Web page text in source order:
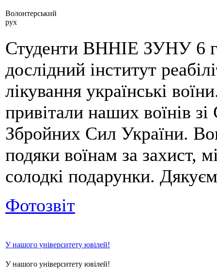
Волонтерський
рух
Студенти ВННІЕ ЗУНУ 6
дослідний інститут
лікування українські
привітали наших воїнів
Збройних Сил України.
подяки воїнам за захист,
солодкі подарунки.
Фотозвіт
У нашого університету ювілей!
У нашого університету ювілей!